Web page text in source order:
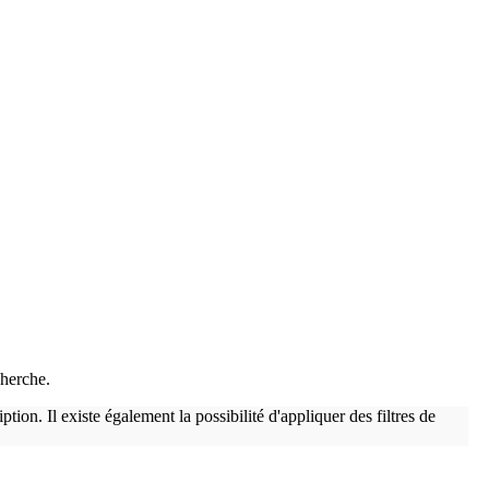
Il existe également la possibilité d'appliquer des filtres de